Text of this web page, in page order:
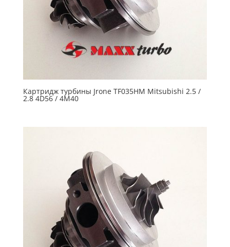
Картридж турбины Jrone TF035HM Mitsubishi 2.5 /
2.8 4D56 / 4M40